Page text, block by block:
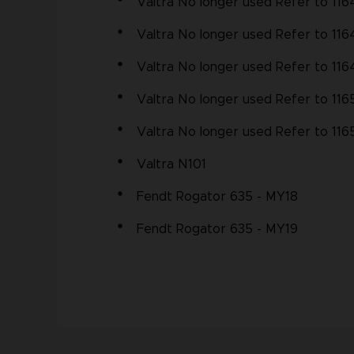
Valtra No longer used Refer to
Valtra No longer used Refer to
Valtra No longer used Refer to
Valtra No longer used Refer to
Valtra N101
Fendt Rogator 635 - MY18
Fendt Rogator 635 - MY19